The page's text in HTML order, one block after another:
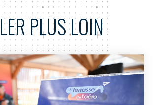
PLUS LOIN